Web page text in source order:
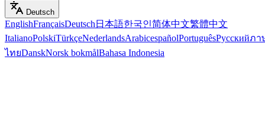
Deutsch
EnglishFrançaisDeutsch 日本語한국인简体中文繁體中文
ItalianoPolskiTürkçeNederlandsArabicespañolPortuguêsРусскийภา
ไทยDanskNorsk bokmålBahasa Indonesia